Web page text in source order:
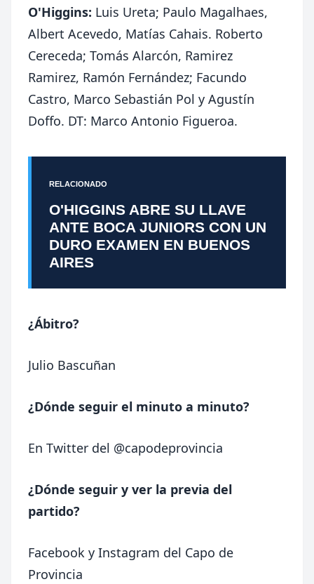
O'Higgins: Luis Ureta; Paulo Magalhaes,
Albert Acevedo, Matías Cahais. Roberto
Cereceda; Tomás Alarcón, Ramirez
Ramirez, Ramón Fernández; Facundo
Castro, Marco Sebastián Pol y Agustín
Doffo. DT: Marco Antonio Figueroa.
RELACIONADO
O'HIGGINS ABRE SU LLAVE
ANTE BOCA JUNIORS CON UN
DURO EXAMEN EN BUENOS
AIRES
¿Ábitro?
Julio Bascuñan
¿Dónde seguir el minuto a minuto?
En Twitter del @capodeprovincia
¿Dónde seguir y ver la previa del
partido?
Facebook y Instagram del Capo de
Provincia